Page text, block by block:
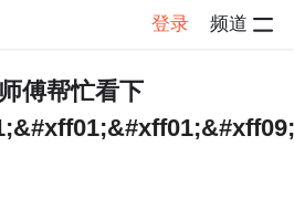
登录 频道
帖子详情
傅帮忙看下